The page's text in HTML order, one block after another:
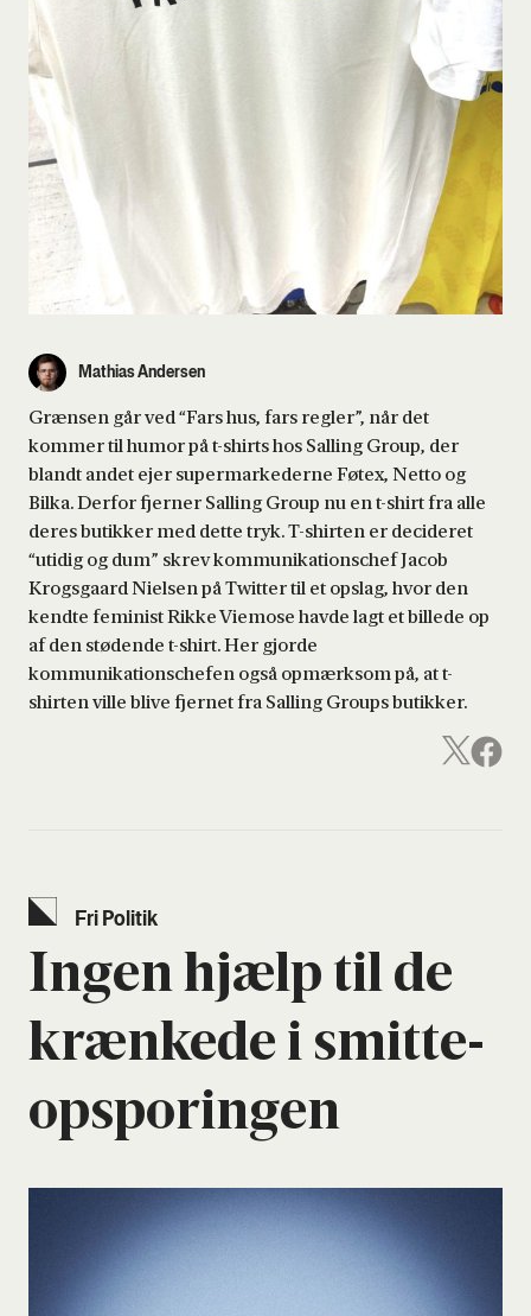
Mathias Andersen
Grænsen går ved “Fars hus, fars regler”, når det
kommer til humor på t-shirts hos Salling Group, der
blandt andet ejer supermarkederne Føtex, Netto og
Bilka. Derfor fjerner Salling Group nu en t-shirt fra alle
deres butikker med dette tryk. T-shirten er decideret
“utidig og dum” skrev kommunikationschef Jacob
Krogsgaard Nielsen på Twitter til et opslag, hvor den
kendte feminist Rikke Viemose havde lagt et billede op
af den stødende t-shirt. Her gjorde
kommunikationschefen også opmærksom på, at t-
shirten ville blive fjernet fra Salling Groups butikker.
Fri Poli­tik
Ingen hjælp til de
kræn­ke­de i smit­te­
o­p­spor­in­gen